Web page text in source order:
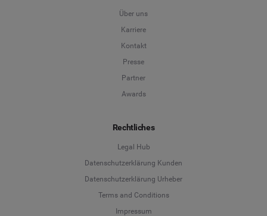
Über uns
Karriere
Kontakt
Presse
Partner
Awards
Rechtliches
Legal Hub
Datenschutzerklärung Kunden
Datenschutzerklärung Urheber
Terms and Conditions
Impressum